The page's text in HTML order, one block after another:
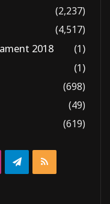
(2,237)
(4,517)
2018
(1)
(1)
(698)
(49)
(619)
Telegram
RSS